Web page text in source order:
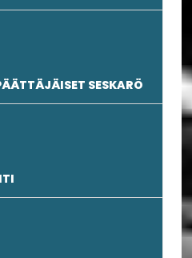
SESKARÖ